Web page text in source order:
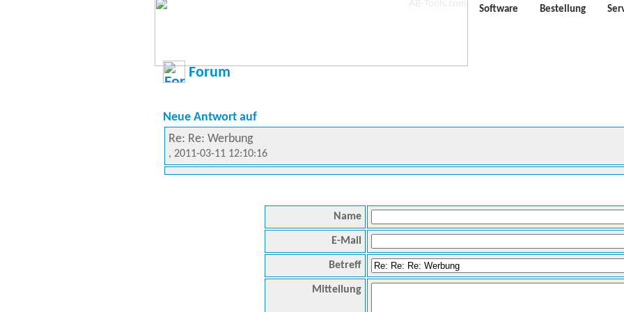
Software Bestellung
Forum
Neue Antwort auf
Re: Re: Werbung
, 2011-03-11 12:10:16
Name
E-Mail
Betreff
Mitteilung